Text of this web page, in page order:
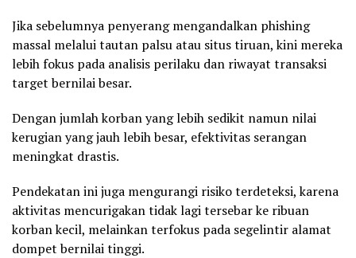
Jika sebelumnya penyerang mengandalkan phishing
massal melalui tautan palsu atau situs tiruan, kini mereka
lebih fokus pada analisis perilaku dan riwayat transaksi
target bernilai besar.
Dengan jumlah korban yang lebih sedikit namun nilai
kerugian yang jauh lebih besar, efektivitas serangan
meningkat drastis.
Pendekatan ini juga mengurangi risiko terdeteksi, karena
aktivitas mencurigakan tidak lagi tersebar ke ribuan
korban kecil, melainkan terfokus pada segelintir alamat
dompet bernilai tinggi.